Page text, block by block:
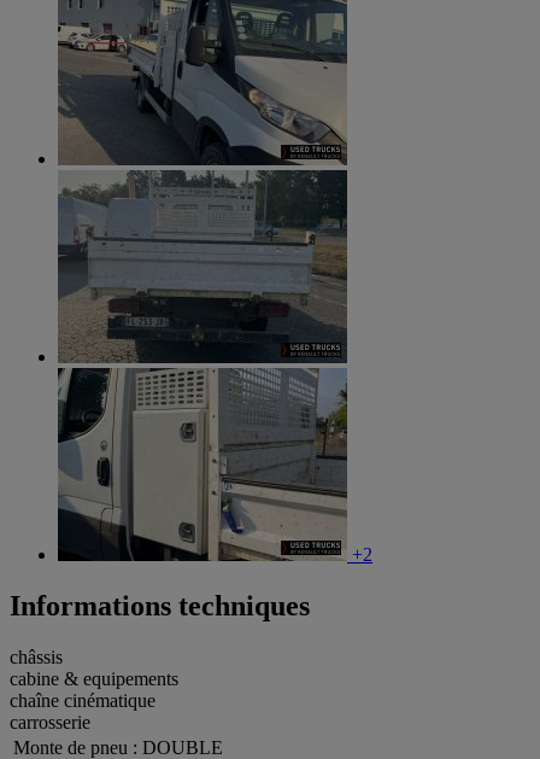
+2
Informations techniques
châssis
cabine & equipements
chaîne cinématique
carrosserie
Monte de pneu : DOUBLE